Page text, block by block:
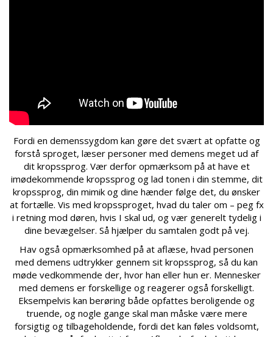
Fordi en demenssygdom kan gøre det svært at opfatte og
forstå sproget, læser personer med demens meget ud af
dit kropssprog. Vær derfor opmærksom på at have et
imødekommende kropssprog og lad tonen i din stemme, dit
kropssprog, din mimik og dine hænder følge det, du ønsker
at fortælle. Vis med kropssproget, hvad du taler om – peg fx
i retning mod døren, hvis I skal ud, og vær generelt tydelig i
dine bevægelser. Så hjælper du samtalen godt på vej.
Hav også opmærksomhed på at aflæse, hvad personen
med demens udtrykker gennem sit kropssprog, så du kan
møde vedkommende der, hvor han eller hun er. Mennesker
med demens er forskellige og reagerer også forskelligt.
Eksempelvis kan berøring både opfattes beroligende og
truende, og nogle gange skal man måske være mere
forsigtig og tilbageholdende, fordi det kan føles voldsomt,